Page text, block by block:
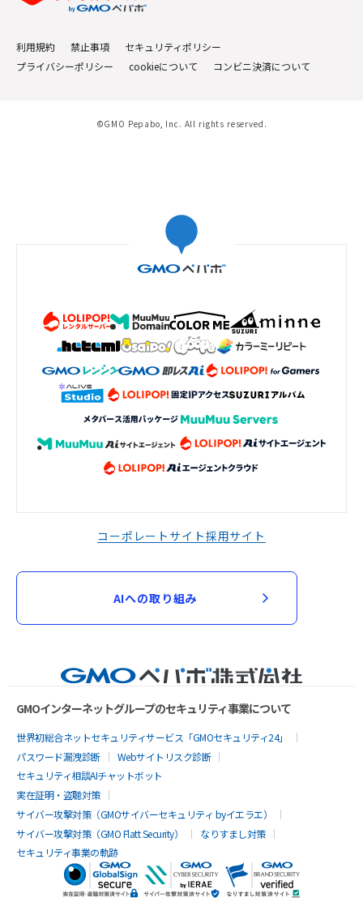
利用規約 禁止事項
セキュリティポリシー
プライバシーポリシー
cookieについて コンビニ決済について
©GMO Pepabo, Inc. All rights reserved.
コーポレートサイト採用サイト
AIへの取り組み
GMOインターネットグループのセキュリティ事業について
世界初総合ネットセキュリティサービス「GMOセキュリティ24」
パスワード漏洩診断
Webサイトリスク診断
セキュリティ相談AIチャットボット
実在証明・盗聴対策
サイバー攻撃対策（GMOサイバーセキュリティ byイエラエ）
サイバー攻撃対策（GMO Flatt Security）
なりすまし対策
セキュリティ事業の軌跡